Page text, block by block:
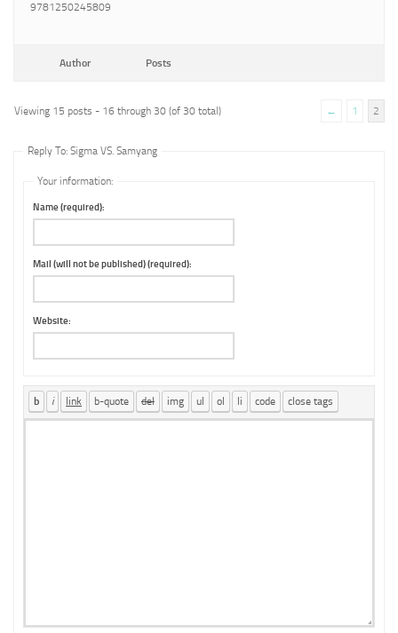
9781250245809
Author Posts
Viewing 15 posts - 16 through 30 (of 30 total) ← 1 2
Reply To: Sigma VS. Samyang
Your information:
Name (required):
Mail (will not be published) (required):
Website: